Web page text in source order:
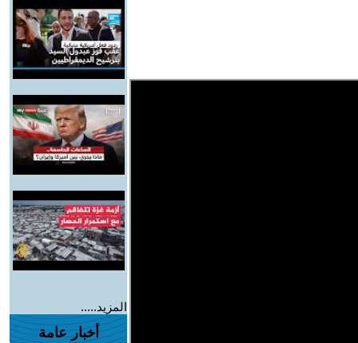
المزيد.....
أخبار عامة